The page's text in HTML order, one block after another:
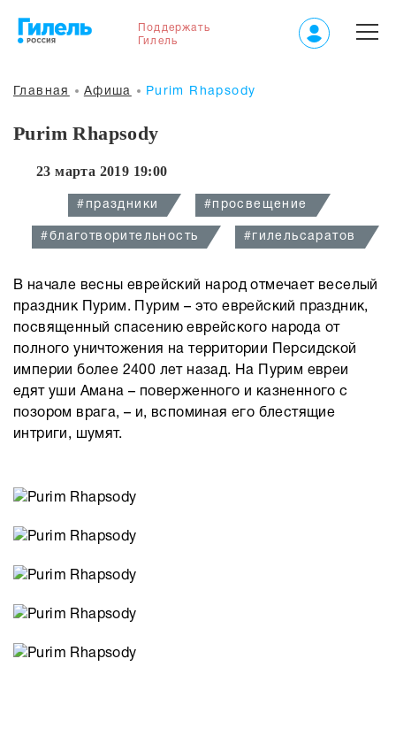
Поддержать
Гилель
Главная Афиша Purim Rhapsody
Purim Rhapsody
23 марта 2019 19:00
#праздники #просвещение
#благотворительность #гилельсаратов
В начале весны еврейский народ отмечает веселый
праздник Пурим. Пурим – это еврейский праздник,
посвященный спасению еврейского народа от
полного уничтожения на территории Персидской
империи более 2400 лет назад. На Пурим евреи
едят уши Амана – поверженного и казненного с
позором врага, – и, вспоминая его блестящие
интриги, шумят.